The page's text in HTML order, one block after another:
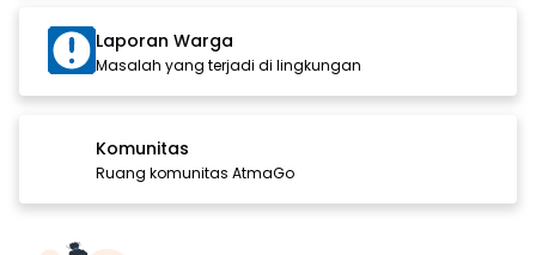
Laporan Warga
Masalah yang terjadi di lingkungan
Komunitas
Ruang komunitas AtmaGo